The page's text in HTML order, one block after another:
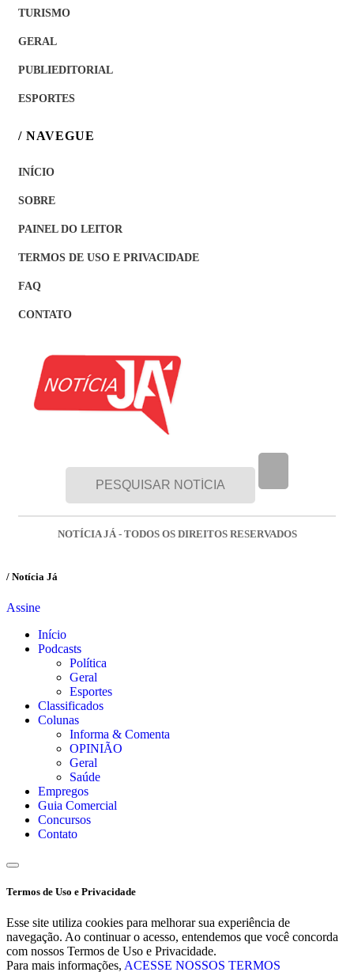
TURISMO
GERAL
PUBLIEDITORIAL
ESPORTES
/ NAVEGUE
INÍCIO
SOBRE
PAINEL DO LEITOR
TERMOS DE USO E PRIVACIDADE
FAQ
CONTATO
NOTÍCIA JÁ - TODOS OS DIREITOS RESERVADOS
/ Notícia Já
Assine
Início
Podcasts
Política
Geral
Esportes
Classificados
Colunas
Informa & Comenta
OPINIÃO
Geral
Saúde
Empregos
Guia Comercial
Concursos
Contato
Termos de Uso e Privacidade
Esse site utiliza cookies para melhorar sua experiência de
navegação. Ao continuar o acesso, entendemos que você concorda
com nossos Termos de Uso e Privacidade.
Para mais informações, ACESSE NOSSOS TERMOS